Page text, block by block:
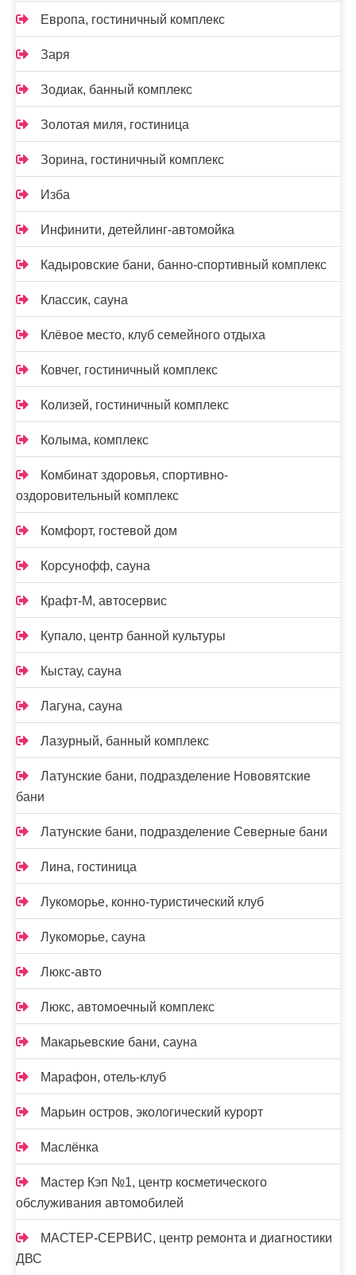
Европа, гостиничный комплекс
Заря
Зодиак, банный комплекс
Золотая миля, гостиница
Зорина, гостиничный комплекс
Изба
Инфинити, детейлинг-автомойка
Кадыровские бани, банно-спортивный комплекс
Классик, сауна
Клёвое место, клуб семейного отдыха
Ковчег, гостиничный комплекс
Колизей, гостиничный комплекс
Колыма, комплекс
Комбинат здоровья, спортивно-
оздоровительный комплекс
Комфорт, гостевой дом
Корсунофф, сауна
Крафт-М, автосервис
Купало, центр банной культуры
Кыстау, сауна
Лагуна, сауна
Лазурный, банный комплекс
Латунские бани, подразделение Нововятские
бани
Латунские бани, подразделение Северные бани
Лина, гостиница
Лукоморье, конно-туристический клуб
Лукоморье, сауна
Люкс-авто
Люкс, автомоечный комплекс
Макарьевские бани, сауна
Марафон, отель-клуб
Марьин остров, экологический курорт
Маслёнка
Мастер Кэп №1, центр косметического
обслуживания автомобилей
МАСТЕР-СЕРВИС, центр ремонта и диагностики
ДВС